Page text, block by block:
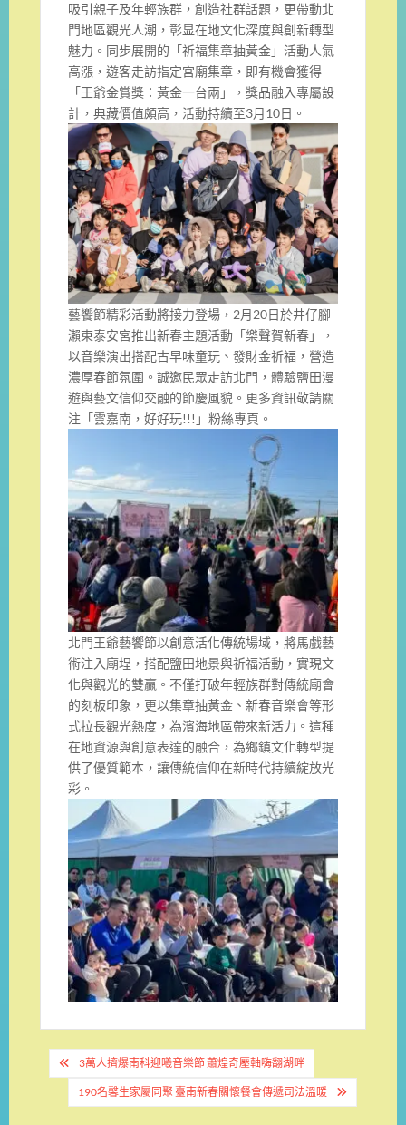
吸引親子及年輕族群，創造社群話題，更帶動北
門地區觀光人潮，彰显在地文化深度與創新轉型
魅力。同步展開的「祈福集章抽黃金」活動人氣
高漲，遊客走訪指定宮廟集章，即有機會獲得
「王爺金賞獎：黃金一台兩」，獎品融入專屬設
計，典藏價值頗高，活動持續至3月10日。
藝饗節精彩活動將接力登場，2月20日於井仔腳
瀨東泰安宮推出新春主題活動「樂聲賀新春」，
以音樂演出搭配古早味童玩、發財金祈福，營造
濃厚春節氛圍。誠邀民眾走訪北門，體驗鹽田漫
遊與藝文信仰交融的節慶風貌。更多資訊敬請關
注「雲嘉南，好好玩!!!」粉絲專頁。
北門王爺藝饗節以創意活化傳統場域，將馬戲藝
術注入廟埕，搭配鹽田地景與祈福活動，實現文
化與觀光的雙贏。不僅打破年輕族群對傳統廟會
的刻板印象，更以集章抽黃金、新春音樂會等形
式拉長觀光熱度，為濱海地區帶來新活力。這種
在地資源與創意表達的融合，為鄉鎮文化轉型提
供了優質範本，讓傳統信仰在新時代持續綻放光
彩。
文
章
3萬人擠爆南科迎曦音樂節 蕭煌奇壓軸嗨翻湖畔
190名馨生家屬同聚 臺南新春關懷餐會傳遞司法溫暖